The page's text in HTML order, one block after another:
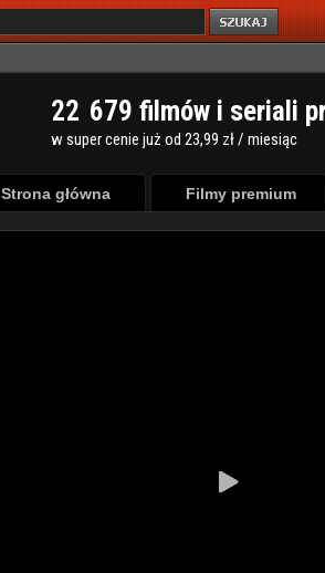
22 679 filmów i seriali
w super cenie już od 23,99 zł / miesiąc
Strona główna Filmy premium